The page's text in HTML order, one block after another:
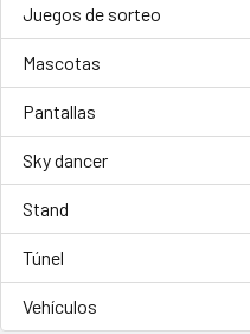
Juegos de sorteo
Mascotas
Pantallas
Sky dancer
Stand
Túnel
Vehículos